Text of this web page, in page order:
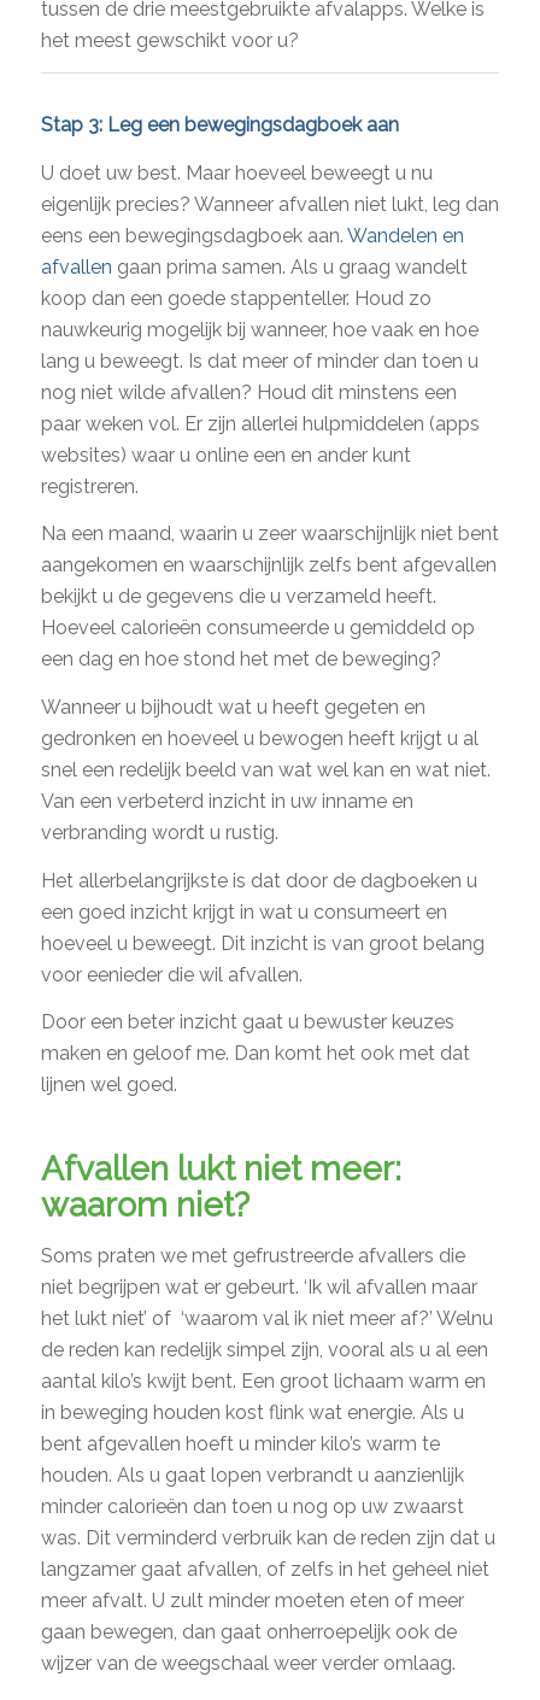
tussen de drie meestgebruikte afvalapps. Welke is
het meest gewschikt voor u?
Stap 3: Leg een bewegingsdagboek aan
U doet uw best. Maar hoeveel beweegt u nu
eigenlijk precies? Wanneer afvallen niet lukt, leg dan
eens een bewegingsdagboek aan. Wandelen en
afvallen gaan prima samen. Als u graag wandelt
koop dan een goede stappenteller. Houd zo
nauwkeurig mogelijk bij wanneer, hoe vaak en hoe
lang u beweegt. Is dat meer of minder dan toen u
nog niet wilde afvallen? Houd dit minstens een
paar weken vol. Er zijn allerlei hulpmiddelen (apps
websites) waar u online een en ander kunt
registreren.
Na een maand, waarin u zeer waarschijnlijk niet bent
aangekomen en waarschijnlijk zelfs bent afgevallen
bekijkt u de gegevens die u verzameld heeft.
Hoeveel calorieën consumeerde u gemiddeld op
een dag en hoe stond het met de beweging?
Wanneer u bijhoudt wat u heeft gegeten en
gedronken en hoeveel u bewogen heeft krijgt u al
snel een redelijk beeld van wat wel kan en wat niet.
Van een verbeterd inzicht in uw inname en
verbranding wordt u rustig.
Het allerbelangrijkste is dat door de dagboeken u
een goed inzicht krijgt in wat u consumeert en
hoeveel u beweegt. Dit inzicht is van groot belang
voor eenieder die wil afvallen.
Door een beter inzicht gaat u bewuster keuzes
maken en geloof me. Dan komt het ook met dat
lijnen wel goed.
Afvallen lukt niet meer:
waarom niet?
Soms praten we met gefrustreerde afvallers die
niet begrijpen wat er gebeurt. ‘Ik wil afvallen maar
het lukt niet’ of ‘waarom val ik niet meer af?’ Welnu
de reden kan redelijk simpel zijn, vooral als u al een
aantal kilo’s kwijt bent. Een groot lichaam warm en
in beweging houden kost flink wat energie. Als u
bent afgevallen hoeft u minder kilo’s warm te
houden. Als u gaat lopen verbrandt u aanzienlijk
minder calorieën dan toen u nog op uw zwaarst
was. Dit verminderd verbruik kan de reden zijn dat u
langzamer gaat afvallen, of zelfs in het geheel niet
meer afvalt. U zult minder moeten eten of meer
gaan bewegen, dan gaat onherroepelijk ook de
wijzer van de weegschaal weer verder omlaag.